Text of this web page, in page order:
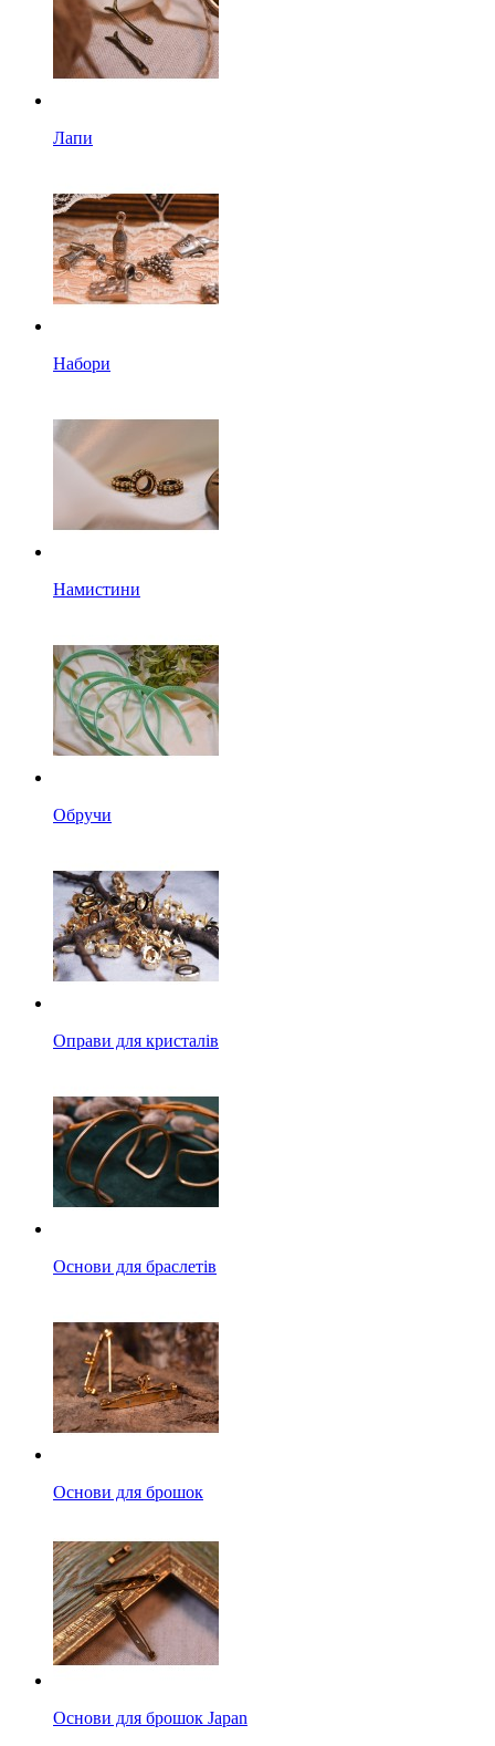
Лапи
Набори
Намистини
Обручи
Оправи для кристалів
Основи для браслетів
Основи для брошок
Основи для брошок Japan